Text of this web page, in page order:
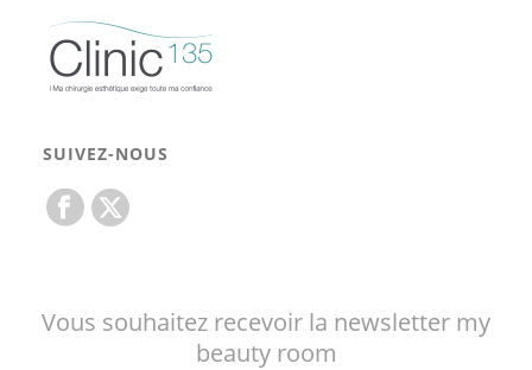
SUIVEZ-NOUS
Vous souhaitez recevoir la newsletter my
beauty room